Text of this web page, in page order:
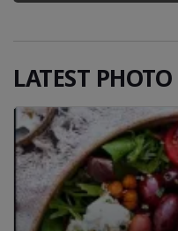
LATEST PHOTO